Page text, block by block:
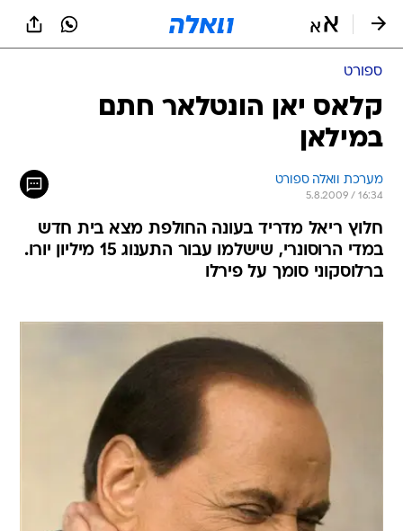
ספורט
קלאס יאן הונטלאר חתם
במילאן
מערכת וואלה ספורט
5.8.2009 / 16:34
חלוץ ריאל מדריד בעונה החולפת מצא בית חדש
במדי הרוסונרי, שישלמו עבור התענוג 15 מיליון יורו.
ברלוסקוני סומך על פירלו